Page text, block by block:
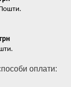
Пошти.
оплати: